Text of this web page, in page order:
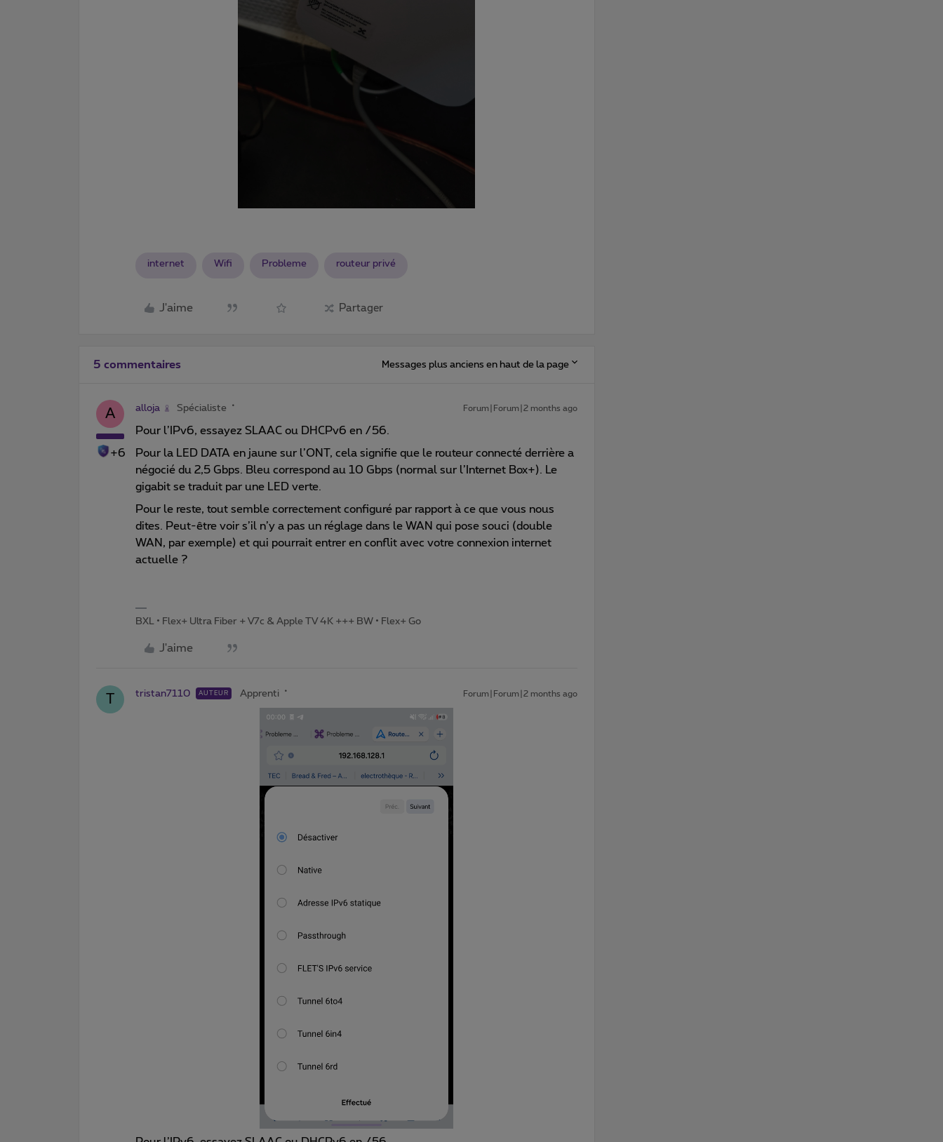
internet Wifi Probleme routeur privé
J'aime Partager
5 commentaires Messages plus anciens en haut de la page
A
+6
alloja Spécialiste Forum|Forum|2 months ago
Pour l’IPv6, essayez SLAAC ou DHCPv6 en /56.
Pour la LED DATA en jaune sur l’ONT, cela signifie que le routeur connecté derrière a
négocié du 2,5 Gbps. Bleu correspond au 10 Gbps (normal sur l’Internet Box+). Le
gigabit se traduit par une LED verte.
Pour le reste, tout semble correctement configuré par rapport à ce que vous nous
dites. Peut-être voir s’il n’y a pas un réglage dans le WAN qui pose souci (double
WAN, par exemple) et qui pourrait entrer en conflit avec votre connexion internet
actuelle ?
BXL • Flex+ Ultra Fiber + V7c & Apple TV 4K +++ BW • Flex+ Go
J'aime
T tristan7110 AUTEUR Apprenti Forum|Forum|2 months ago